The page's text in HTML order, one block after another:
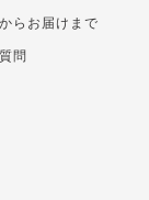
らお届けまで
問